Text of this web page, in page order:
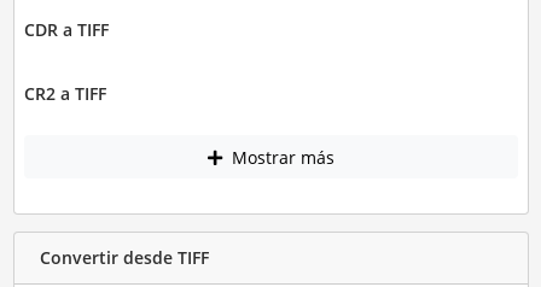
CDR a TIFF
CR2 a TIFF
Mostrar más
Convertir desde TIFF